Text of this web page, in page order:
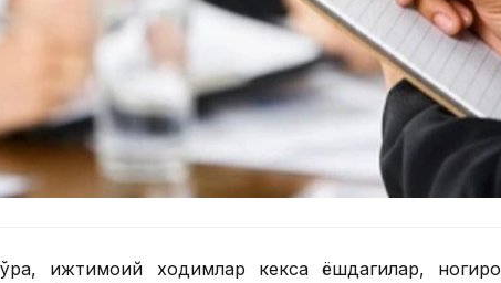
ижтимоий ходимлар кекса ёшдагилар,